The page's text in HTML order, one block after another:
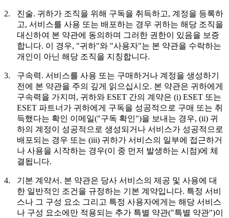
2. 진술. 귀하가 조직을 위해 구독을 취득하고, 계정을 등록하
고, 서비스를 사용 또는 배포하는 경우 귀하는 해당 조직을
대신하여 본 약관에 동의하며 그러한 권한이 있음을 보증
합니다. 이 경우, "귀하"와 "사용자"는 본 약관을 수락하는
개인이 아닌 해당 조직을 지칭합니다.
3. 구속력. 서비스를 사용 또는 구매하거나 계정을 생성하기
전에 본 약관을 주의 깊게 읽으십시오. 본 약관은 귀하에게
구속력을 가지며, 귀하와 ESET 간의 계약은 (i) ESET 또는
ESET 파트너가 귀하에게 구독을 성공적으로 구매 또는 취
득했다는 확인 이메일("구독 확인")을 보내는 경우, (ii) 귀
하의 계정이 성공적으로 생성되거나 서비스가 성공적으로
배포되는 경우 또는 (iii) 귀하가 서비스의 일부에 접근하거
나 사용을 시작하는 경우(이 중 먼저 발생하는 시점)에 체
결됩니다.
4. 기본 계약서. 본 약관은 당사 서비스의 제공 및 사용에 대
한 일반적인 조건을 규정하는 기본 계약입니다. 특정 서비
스나 그 구성 요소 그리고 특정 사용자에게는 해당 서비스
나 구성 요소에만 적용되는 추가 특별 약관("특별 약관")이